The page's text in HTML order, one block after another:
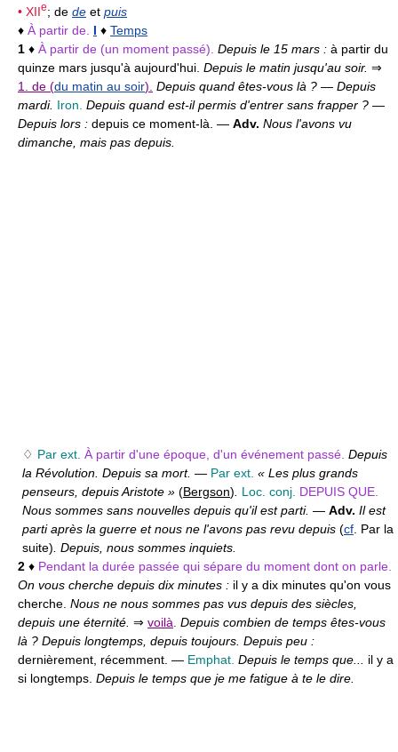
• XIIe; de de et puis
♦ À partir de. I ♦ Temps
1 ♦ À partir de (un moment passé). Depuis le 15 mars : à partir du
quinze mars jusqu'à aujourd'hui. Depuis le matin jusqu'au soir. ⇒
1. de (du matin au soir). Depuis quand êtes-vous là ? — Depuis
mardi. Iron. Depuis quand est-il permis d'entrer sans frapper ? —
Depuis lors : depuis ce moment-là. — Adv. Nous l'avons vu
dimanche, mais pas depuis.
♢ Par ext. À partir d'une époque, d'un événement passé. Depuis
la Révolution. Depuis sa mort. — Par ext. « Les plus grands
penseurs, depuis Aristote » (Bergson) Loc. conj. DEPUIS QUE.
Nous sommes sans nouvelles depuis qu'il est parti. — Adv. Il est
parti après la guerre et nous ne l'avons pas revu depuis (cf . Par la
suite) . Depuis, nous sommes inquiets.
2 ♦ Pendant la durée passée qui sépare du moment dont on parle.
On vous cherche depuis dix minutes : il y a dix minutes qu'on vous
cherche. Nous ne nous sommes pas vus depuis des siècles,
depuis une éternité. ⇒ voilà Depuis combien de temps êtes-vous
là ? Depuis longtemps, depuis toujours. Depuis peu :
dernièrement, récemment. — Emphat. Depuis le temps que... il y a
si longtemps. Depuis le temps que je me fatigue à te le dire.